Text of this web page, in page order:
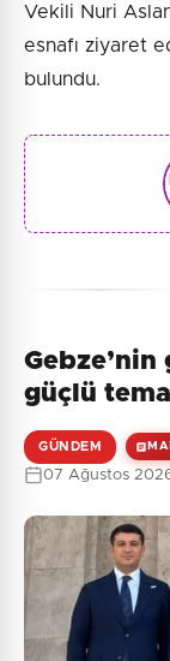
Vekili Nuri
esnafı ziyaret
bulundu.
güçlü
GÜNDEM
07 Ağustos